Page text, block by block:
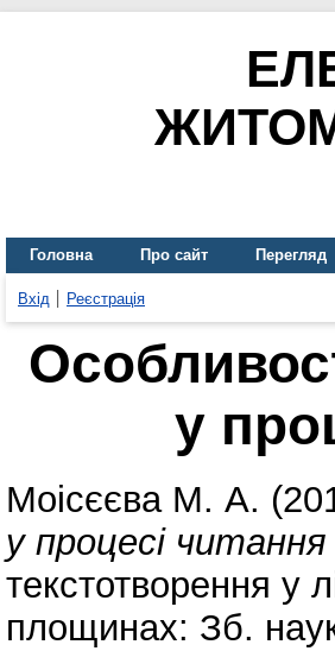
Головна Про сайт Перегляд
Вхід Реєстрація
у
Моісєєва М. А.
у процесі
текстотворення у
площинах: Зб.